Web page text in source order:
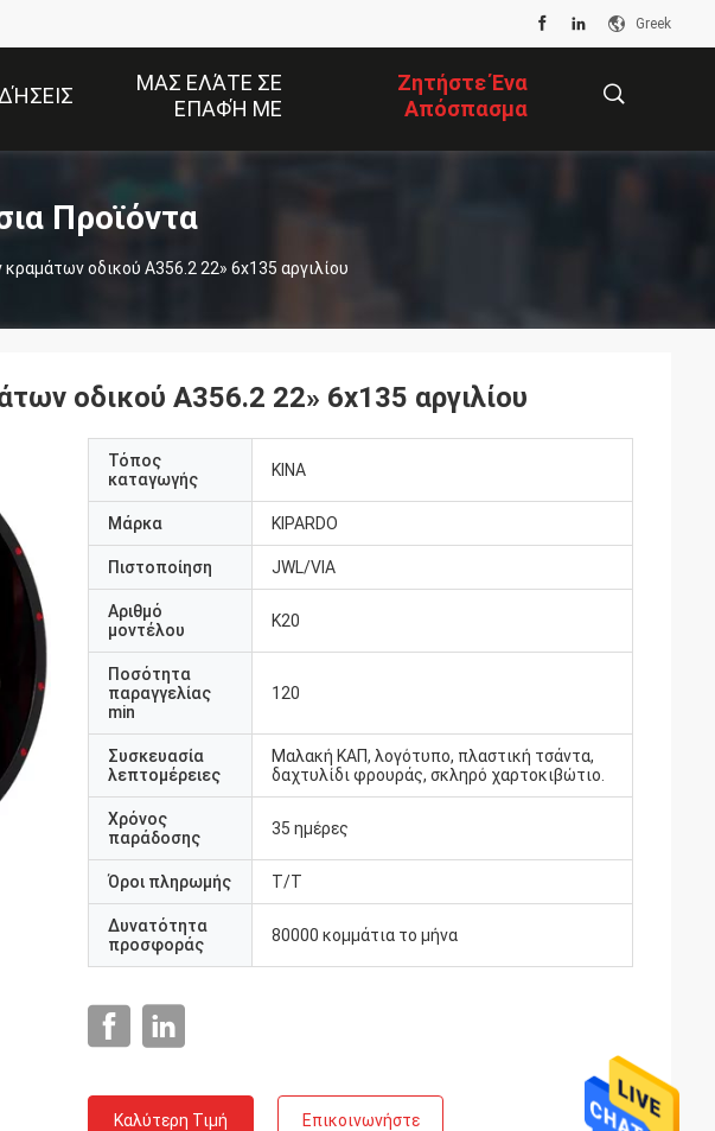
Greek
ΜΑΣ ΕΛΆΤΕ ΣΕ
ΕΠΑΦΉ ΜΕ
Ζητήστε Ένα
Απόσπασμα
Προϊόντα
οδικού A356.2 22» 6x135 αργιλίου
οδικού A356.2 22» 6x135 αργιλίου
Τόπος
καταγωγής
ΚΙΝΑ
Μάρκα KIPARDO
Πιστοποίηση JWL/VIA
Αριθμό
μοντέλου
K20
Ποσότητα
παραγγελίας
min
120
Συσκευασία
λεπτομέρειες
Μαλακή ΚΑΠ, λογότυπο, πλαστική τσάντα,
δαχτυλίδι φρουράς, σκληρό χαρτοκιβώτιο.
Χρόνος
παράδοσης
35 ημέρες
Όροι πληρωμής T/T
Δυνατότητα
προσφοράς
80000 κομμάτια το μήνα
Καλύτερη Τιμή Επικοινωνήστε